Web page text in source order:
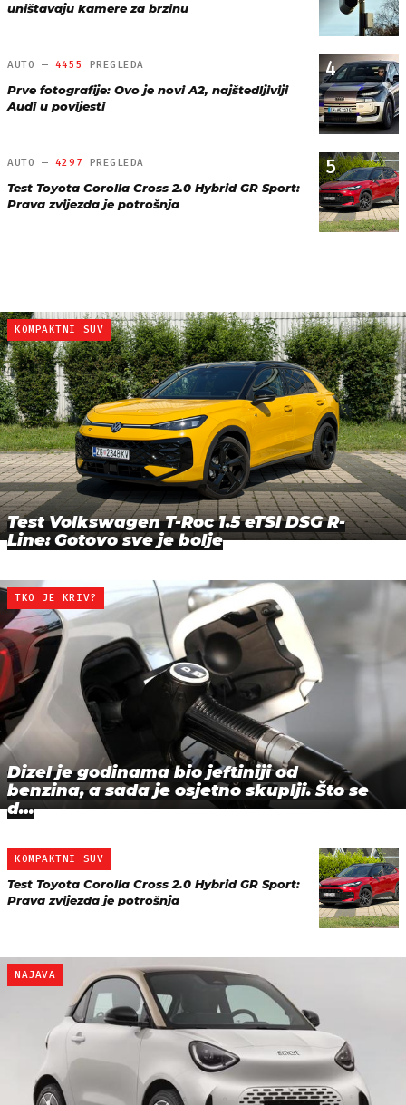
uništavaju kamere za brzinu
4
AUTO — 4455 PREGLEDA
Prve fotografije: Ovo je novi A2, najštedljiviji
Audi u povijesti
5
AUTO — 4297 PREGLEDA
Test Toyota Corolla Cross 2.0 Hybrid GR Sport:
Prava zvijezda je potrošnja
KOMPAKTNI SUV
Test Volkswagen T-Roc 1.5 eTSI DSG R-
Line: Gotovo sve je bolje
TKO JE KRIV?
Dizel je godinama bio jeftiniji od
benzina, a sada je osjetno skuplji. Što se
d…
KOMPAKTNI SUV
Test Toyota Corolla Cross 2.0 Hybrid GR Sport:
Prava zvijezda je potrošnja
NAJAVA